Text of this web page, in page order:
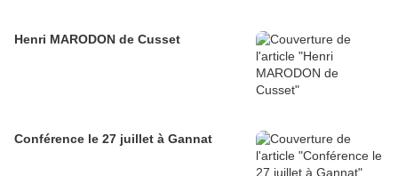
Henri MARODON de Cusset
Conférence le 27 juillet à Gannat